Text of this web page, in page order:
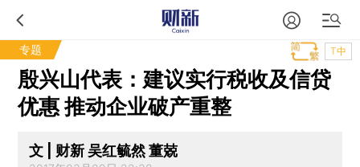
专题 T中
殷兴山代表：建议实行税收及信贷
优惠 推动企业破产重整
文 | 财新 吴红毓然 董兢